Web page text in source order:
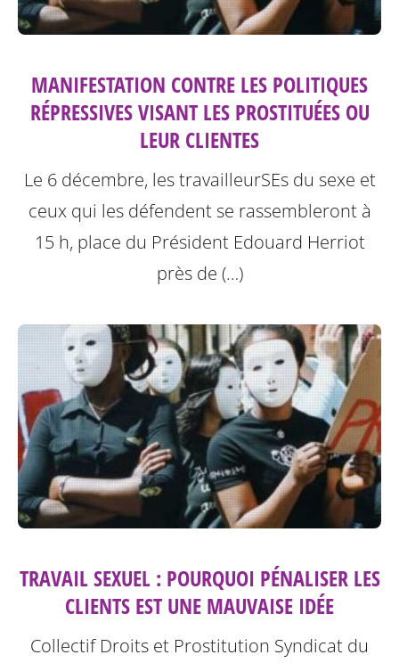
MANIFESTATION CONTRE LES POLITIQUES
RÉPRESSIVES VISANT LES PROSTITUÉES OU
LEUR CLIENTES
Le 6 décembre, les travailleurSEs du sexe et
ceux qui les défendent se rassembleront à
15 h, place du Président Edouard Herriot
près de (…)
TRAVAIL SEXUEL : POURQUOI PÉNALISER LES
CLIENTS EST UNE MAUVAISE IDÉE
Collectif Droits et Prostitution Syndicat du